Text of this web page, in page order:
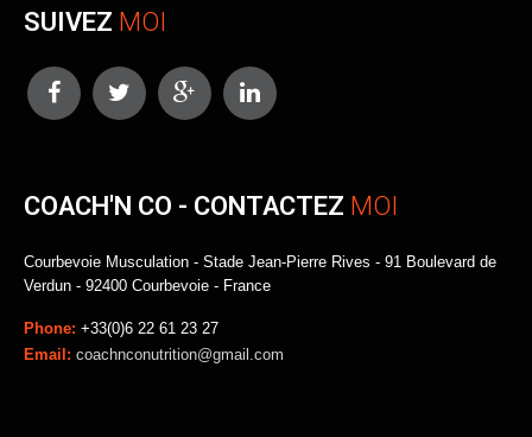
SUIVEZ MOI
COACH'N CO - CONTACTEZ MOI
Courbevoie Musculation - Stade Jean-Pierre Rives - 91 Boulevard de
Verdun - 92400 Courbevoie - France
Phone: +33(0)6 22 61 23 27
Email: coachnconutrition@gmail.com